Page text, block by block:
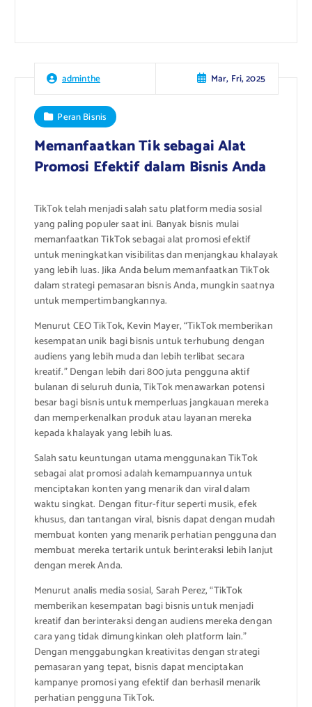
adminthe Mar, Fri, 2025
Peran Bisnis
Memanfaatkan Tik sebagai Alat
Promosi Efektif dalam Bisnis Anda
TikTok telah menjadi salah satu platform media sosial
yang paling populer saat ini. Banyak bisnis mulai
memanfaatkan TikTok sebagai alat promosi efektif
untuk meningkatkan visibilitas dan menjangkau khalayak
yang lebih luas. Jika Anda belum memanfaatkan TikTok
dalam strategi pemasaran bisnis Anda, mungkin saatnya
untuk mempertimbangkannya.
Menurut CEO TikTok, Kevin Mayer, “TikTok memberikan
kesempatan unik bagi bisnis untuk terhubung dengan
audiens yang lebih muda dan lebih terlibat secara
kreatif.” Dengan lebih dari 800 juta pengguna aktif
bulanan di seluruh dunia, TikTok menawarkan potensi
besar bagi bisnis untuk memperluas jangkauan mereka
dan memperkenalkan produk atau layanan mereka
kepada khalayak yang lebih luas.
Salah satu keuntungan utama menggunakan TikTok
sebagai alat promosi adalah kemampuannya untuk
menciptakan konten yang menarik dan viral dalam
waktu singkat. Dengan fitur-fitur seperti musik, efek
khusus, dan tantangan viral, bisnis dapat dengan mudah
membuat konten yang menarik perhatian pengguna dan
membuat mereka tertarik untuk berinteraksi lebih lanjut
dengan merek Anda.
Menurut analis media sosial, Sarah Perez, “TikTok
memberikan kesempatan bagi bisnis untuk menjadi
kreatif dan berinteraksi dengan audiens mereka dengan
cara yang tidak dimungkinkan oleh platform lain.”
Dengan menggabungkan kreativitas dengan strategi
pemasaran yang tepat, bisnis dapat menciptakan
kampanye promosi yang efektif dan berhasil menarik
perhatian pengguna TikTok.